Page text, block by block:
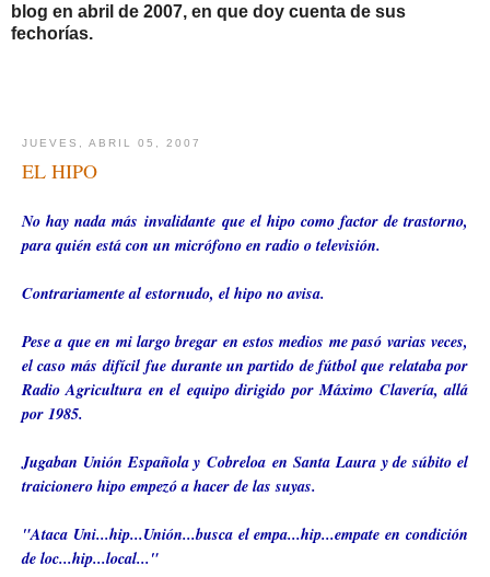
blog en abril de 2007, en que doy cuenta de sus
fechorías.
JUEVES, ABRIL 05, 2007
EL HIPO
No hay nada más invalidante que el hipo como factor de trastorno,
para quién está con un micrófono en radio o televisión.
Contrariamente al estornudo, el hipo no avisa.
Pese a que en mi largo bregar en estos medios me pasó varias veces,
el caso másdifícil fue durante un partido de fútbol que relataba por
Radio Agricultura en el equipo dirigido por Máximo Clavería, allá
por 1985.
Jugaban Unión Española yCobreloa en Santa Laura y de súbito el
traicionero hipo empezó a hacer de las suyas.
"Ataca Uni...hip...Unión...busca el empa...hip...empate en condición
de loc...hip...local..."